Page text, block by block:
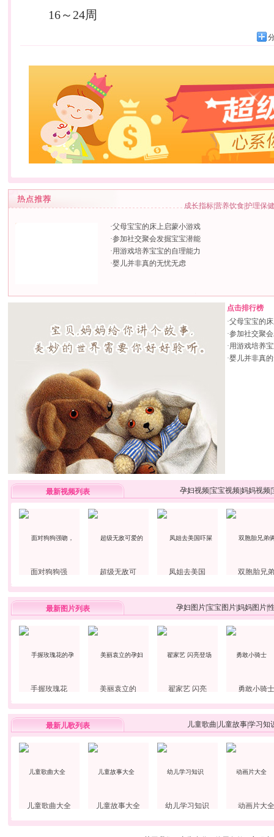
16～24周
成长指标|营养饮食|护理保健
·父母宝宝的床上启蒙小游戏
·参加社交聚会发掘宝宝潜能
·用游戏培养宝宝的自理能力
·婴儿并非真的无忧无虑
点击排行榜
·父母宝宝的
·参加社交聚
·用游戏培养
·婴儿并非真
最新视频列表 孕妇视频宝宝视频妈妈视频
面对狗狗强 超级无敌可 凤姐去美国 双胞胎兄弟
最新图片列表 孕妇图片宝宝图片妈妈图片
手握玫瑰花 美丽袁立的 翟家艺 闪亮 勇敢小骑士
最新儿歌列表 儿童歌曲 儿童故事学习知
儿童歌曲大全 儿童故事大全 幼儿学习知识 动画片大全